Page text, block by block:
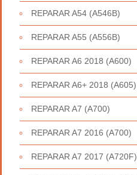
REPARAR A54 (A546B)
REPARAR A55 (A556B)
REPARAR A6 2018 (A600)
REPARAR A6+ 2018 (A605)
REPARAR A7 (A700)
REPARAR A7 2016 (A700)
REPARAR A7 2017 (A720F)